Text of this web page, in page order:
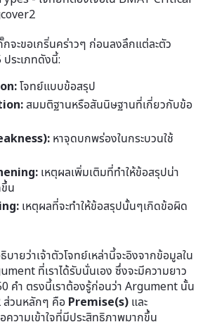
จะขอเกริ่นคร่าวๆ ก่อนลงลึกแต่ละตัว
ประเภทดังนี้:
โจทย์แบบข้อสรุป
สมมติฐานหรือสันนิษฐานที่เกี่ยวกับข้อ
หาจุดบกพร่องในกระบวนใช้
เหตุผลเพิ่มเติมที่ทำให้ข้อสรุปน่า
น
เหตุผลที่จะทำให้ข้อสรุปนั้นๆเกิดข้อผิด
ว่าเจ้าตัวโจทย์เหล่านี้จะอิงจากข้อมูลใน
ที่เราได้รับนั่นเอง ซึ่งจะมีความยาว
คำ ตรงนี้เราต้องรู้ก่อนว่า Argument นั้น
ส่วนหลักๆ คือ Premise(s) และ
ความเข้าใจที่มีประสิทธิภาพมากขึ้น